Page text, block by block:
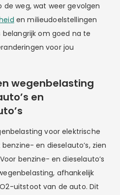
weg, wat weer gevolgen
en milieudoelstellingen
belangrijk om goed na te
voor jou
wegenbelasting
en
voor elektrische
en dieselauto’s, zien
benzine- en dieselauto’s
afhankelijk
uitstoot van de auto. Dit